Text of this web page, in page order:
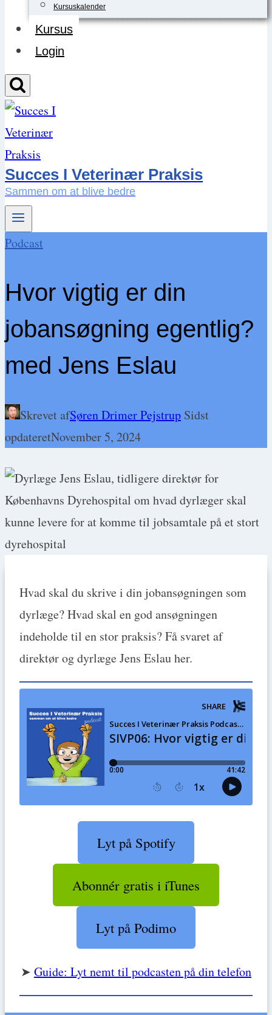
Kursuskalender
Kursus
Login
Succes I Veterinær Praksis
Sammen om at blive bedre
Podcast
Hvor vigtig er din
jobansøgning egentlig?
med Jens Eslau
Skrevet afSøren Drimer Pejstrup Sidst
opdateretNovember 5, 2024
Hvad skal du skrive i din jobansøgningen som
dyrlæge? Hvad skal en god ansøgningen
indeholde til en stor praksis? Få svaret af
direktør og dyrlæge Jens Eslau her.
Lyt på Spotify
Abonnér gratis i iTunes
Lyt på Podimo
➤ Guide: Lyt nemt til podcasten på din telefon